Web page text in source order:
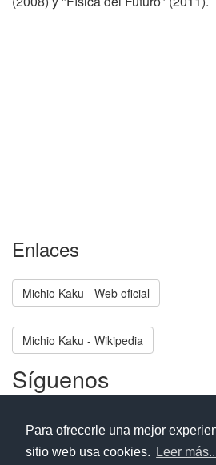
Para ofrecerle una mejor
sitio web usa cookies.
Leer
Enlaces
Michio Kaku - Web oficial
Michio Kaku - Wikipedia
Síguenos